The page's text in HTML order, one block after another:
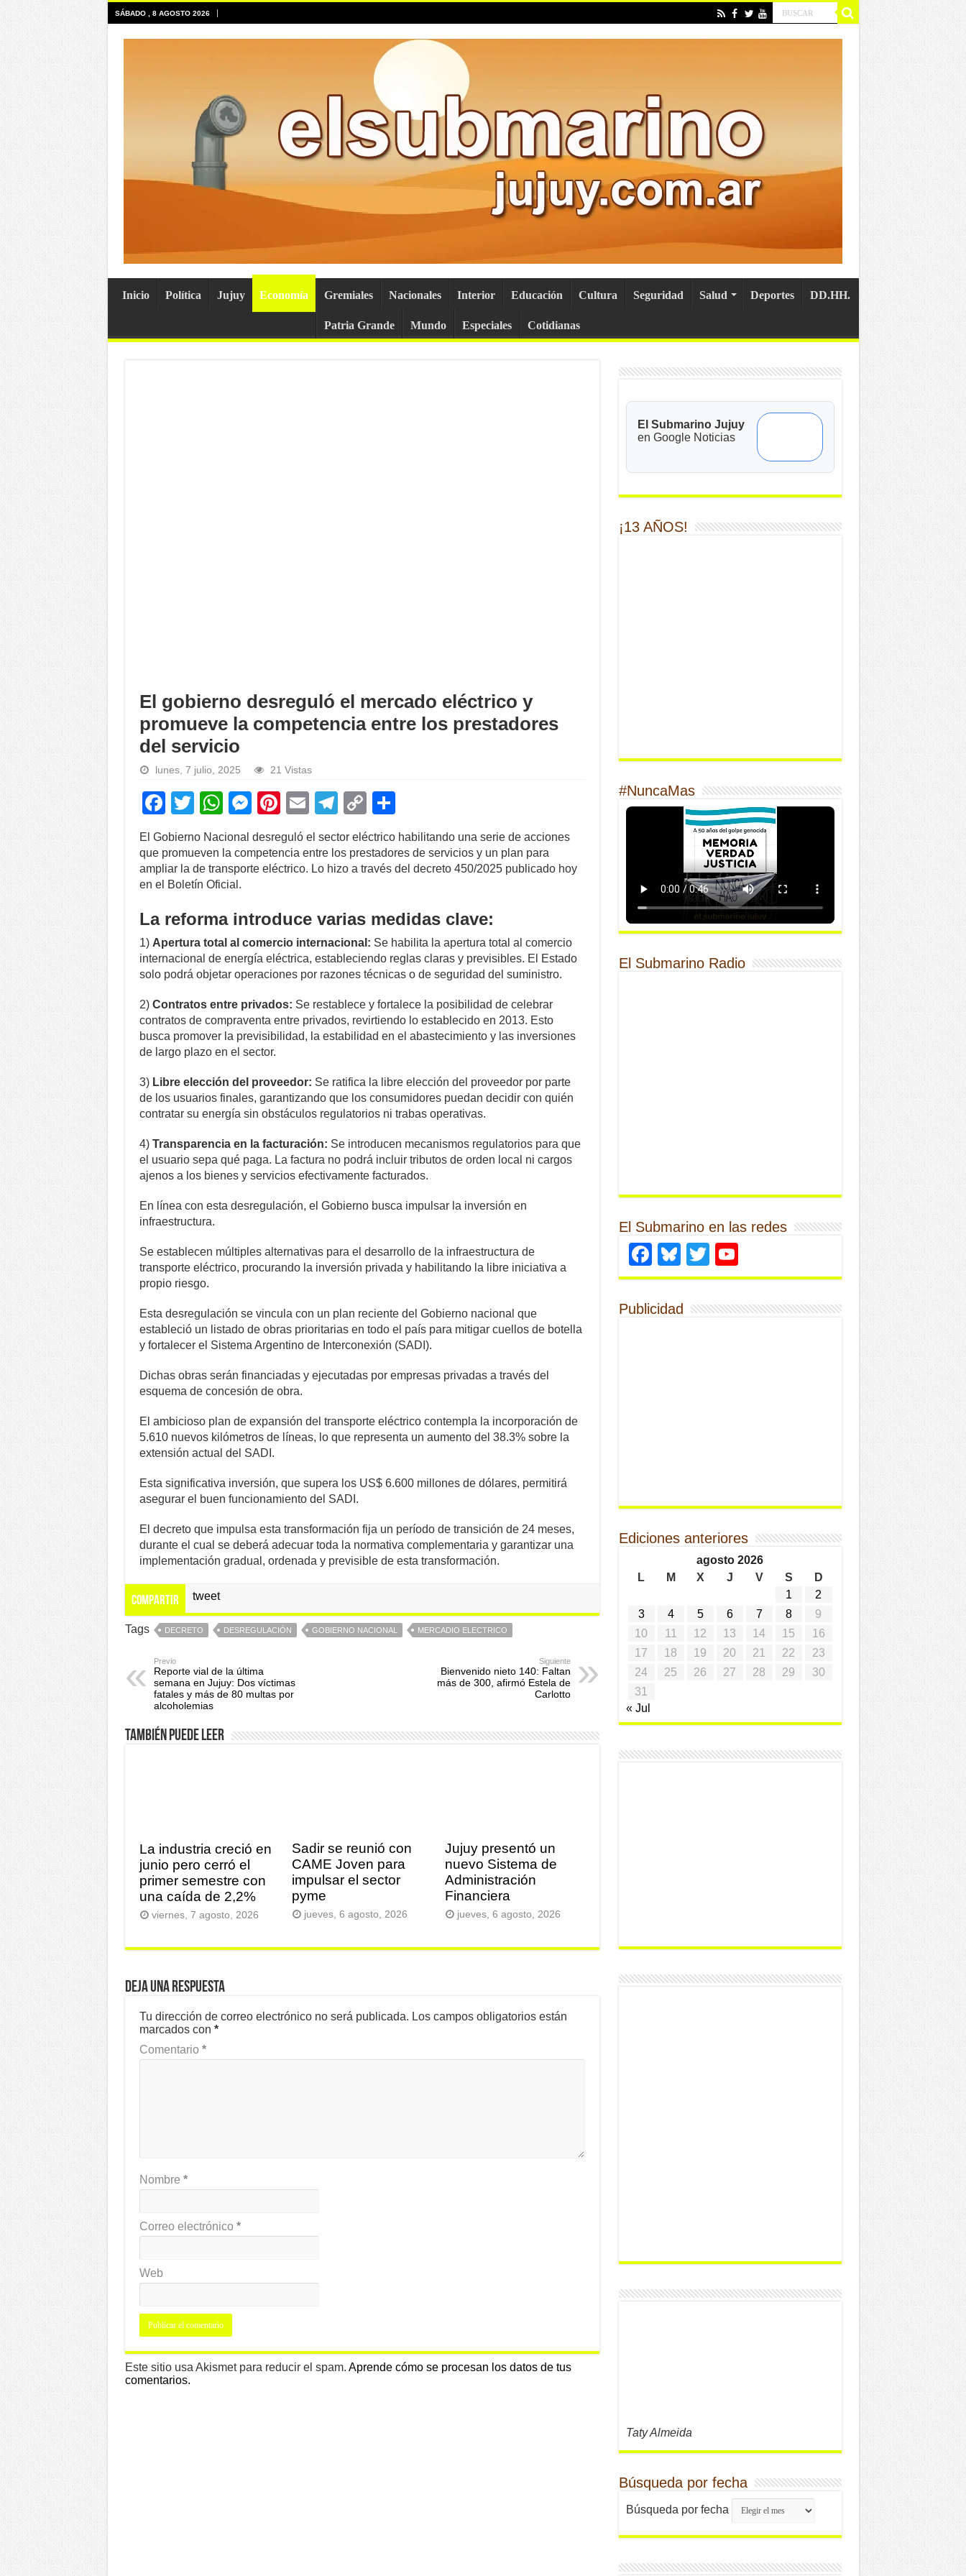
SÁBADO , 8 AGOSTO 2026
Inicio Política Jujuy Economía Gremiales Nacionales Interior Educación Cultura Seguridad Salud Deportes DD.HH.
Patria Grande Mundo Especiales Cotidianas
El gobierno desreguló el mercado eléctrico y
promueve la competencia entre los prestadores
del servicio
lunes, 7 julio, 2025 21 Vistas
F
a
c
e
b
o
o
k
T
wi
tt
er
W
h
at
s
A
p
p
M
e
ss
e
g
er
Pi
nt
er
e
E
m
ail
T
el
e
gr
m
C
o
p
y
n
k
h
ar
e
El Gobierno Nacional desreguló el sector eléctrico habilitando una serie de acciones
que promueven la competencia entre los prestadores de servicios y un plan para
ampliar la de transporte eléctrico. Lo hizo a través del decreto 450/2025 publicado hoy
en el Boletín Oficial.
La reforma introduce varias medidas clave:
1) Apertura total al comercio internacional: Se habilita la apertura total al comercio
internacional de energía eléctrica, estableciendo reglas claras y previsibles. El Estado
solo podrá objetar operaciones por razones técnicas o de seguridad del suministro.
2) Contratos entre privados: Se restablece y fortalece la posibilidad de celebrar
contratos de compraventa entre privados, revirtiendo lo establecido en 2013. Esto
busca promover la previsibilidad, la estabilidad en el abastecimiento y las inversiones
de largo plazo en el sector.
3) Libre elección del proveedor: Se ratifica la libre elección del proveedor por parte
de los usuarios finales, garantizando que los consumidores puedan decidir con quién
contratar su energía sin obstáculos regulatorios ni trabas operativas.
4) Transparencia en la facturación: Se introducen mecanismos regulatorios para que
el usuario sepa qué paga. La factura no podrá incluir tributos de orden local ni cargos
ajenos a los bienes y servicios efectivamente facturados.
En línea con esta desregulación, el Gobierno busca impulsar la inversión en
infraestructura.
Se establecen múltiples alternativas para el desarrollo de la infraestructura de
transporte eléctrico, procurando la inversión privada y habilitando la libre iniciativa a
propio riesgo.
Esta desregulación se vincula con un plan reciente del Gobierno nacional que
estableció un listado de obras prioritarias en todo el país para mitigar cuellos de botella
y fortalecer el Sistema Argentino de Interconexión (SADI).
Dichas obras serán financiadas y ejecutadas por empresas privadas a través del
esquema de concesión de obra.
El ambicioso plan de expansión del transporte eléctrico contempla la incorporación de
5.610 nuevos kilómetros de líneas, lo que representa un aumento del 38.3% sobre la
extensión actual del SADI.
Esta significativa inversión, que supera los US$ 6.600 millones de dólares, permitirá
asegurar el buen funcionamiento del SADI.
El decreto que impulsa esta transformación fija un período de transición de 24 meses,
durante el cual se deberá adecuar toda la normativa complementaria y garantizar una
implementación gradual, ordenada y previsible de esta transformación.
Compartir tweet
Tags DECRETO DESREGULACIÓN GOBIERNO NACIONAL MERCADIO ELECTRICO
Previo
Reporte vial de la última
semana en Jujuy: Dos víctimas
fatales y más de 80 multas por
alcoholemias
Siguiente
Bienvenido nieto 140: Faltan
más de 300, afirmó Estela de
Carlotto
También puede leer
La industria creció en
junio pero cerró el
primer semestre con
una caída de 2,2%
viernes, 7 agosto, 2026
Sadir se reunió con
CAME Joven para
impulsar el sector
pyme
jueves, 6 agosto, 2026
Jujuy presentó un
nuevo Sistema de
Administración
Financiera
jueves, 6 agosto, 2026
Deja una respuesta
Tu dirección de correo electrónico no será publicada. Los campos obligatorios están
marcados con *
Comentario *
Nombre *
Correo electrónico *
Web
Este sitio usa Akismet para reducir el spam. Aprende cómo se procesan los datos de tus
comentarios.
El Submarino Jujuy
en Google Noticias
¡13 AÑOS!
#NuncaMas
El Submarino Radio
El Submarino en las redes
Facebook
Bluesky
Twitter
Publicidad
Ediciones anteriores
agosto 2026
L
M X J V S
D
1
2
3
4 5 6 7 8
9
10
11 12 13 14 15
16
17
18 19 20 21 22
23
24
25 26 27 28 29
30
31
« Jul
Taty Almeida
Búsqueda por fecha
Búsqueda por fecha